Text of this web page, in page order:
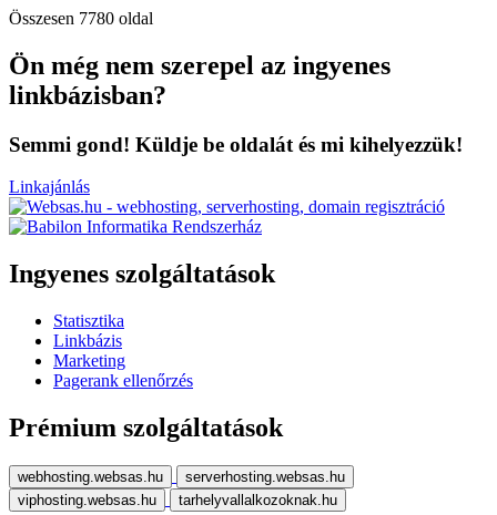
Összesen 7780 oldal
Ön még nem szerepel az ingyenes
linkbázisban?
Semmi gond! Küldje be oldalát és mi kihelyezzük!
Linkajánlás
Ingyenes szolgáltatások
Statisztika
Linkbázis
Marketing
Pagerank ellenőrzés
Prémium szolgáltatások
webhosting.websas.hu
serverhosting.websas.hu
viphosting.websas.hu
tarhelyvallalkozoknak.hu